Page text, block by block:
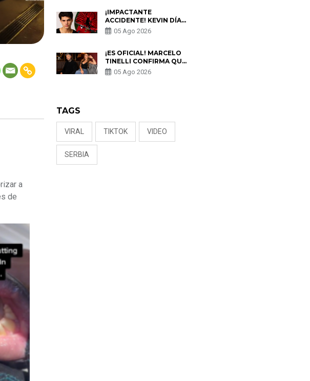
a
de
¡IMPACTANTE
ACCIDENTE! KEVIN DÍAZ
CAE DESDE OCHO
METROS EN “ESTO ES
PREOCUPACIÓN
05 Ago 2026
¡ES OFICIAL! MARCELO
TINELLI CONFIRMA QUE
REGRESÓ CON MILETT
FIGUEROA: “EL AMOR
05 Ago 2026
TAGS
VIRAL TIKTOK VIDEO
SERBIA